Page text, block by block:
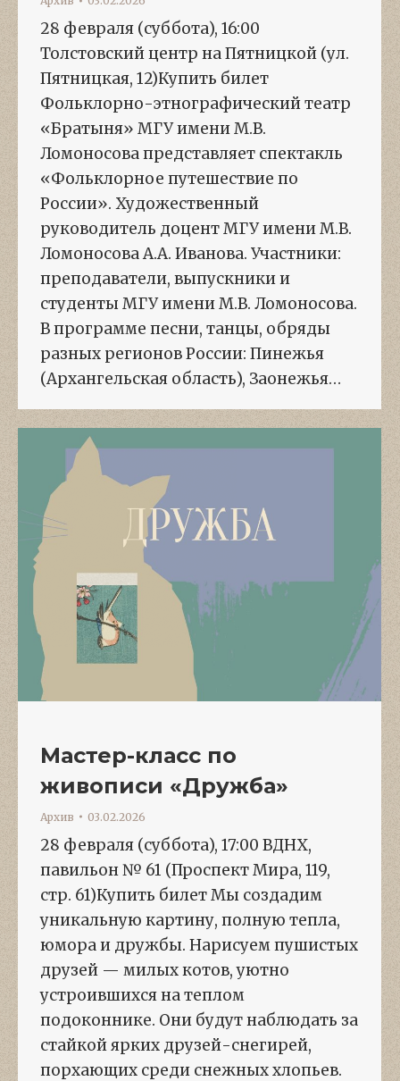
28 февраля (суббота), 16:00
Толстовский центр на Пятницкой (ул.
Пятницкая, 12)Купить билет
Фольклорно-этнографический театр
«Братыня» МГУ имени М.В.
Ломоносова представляет спектакль
«Фольклорное путешествие по
России». Художественный
руководитель доцент МГУ имени М.В.
Ломоносова А.А. Иванова. Участники:
преподаватели, выпускники и
студенты МГУ имени М.В. Ломоносова.
В программе песни, танцы, обряды
разных регионов России: Пинежья
(Архангельская область), Заонежья…
Мастер-класс по
живописи «Дружба»
Архив 03.02.2026
28 февраля (суббота), 17:00 ВДНХ,
павильон № 61 (Проспект Мира, 119,
стр. 61)Купить билет Мы создадим
уникальную картину, полную тепла,
юмора и дружбы. Нарисуем пушистых
друзей — милых котов, уютно
устроившихся на теплом
подоконнике. Они будут наблюдать за
стайкой ярких друзей-снегирей,
порхающих среди снежных хлопьев.